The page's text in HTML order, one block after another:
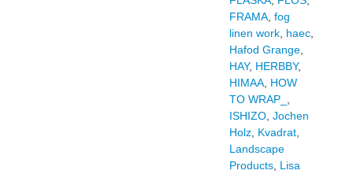
FRAMA, fog
linen work, haec,
Hafod Grange,
HAY, HERBBY,
HIMAA, HOW
TO WRAP_
ISHIZO, Jochen
Holz, Kvadrat,
Landscape
Products, Lisa